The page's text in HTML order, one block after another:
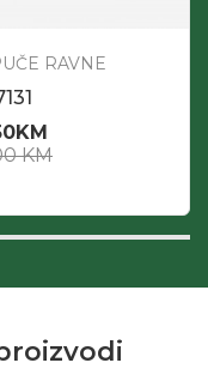
RAVNE
KM
KM